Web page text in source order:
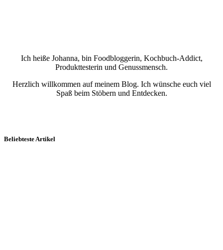
Ich heiße Johanna, bin Foodbloggerin, Kochbuch-Addict,
Produkttesterin und Genussmensch.
Herzlich willkommen auf meinem Blog. Ich wünsche euch viel
Spaß beim Stöbern und Entdecken.
Beliebteste Artikel